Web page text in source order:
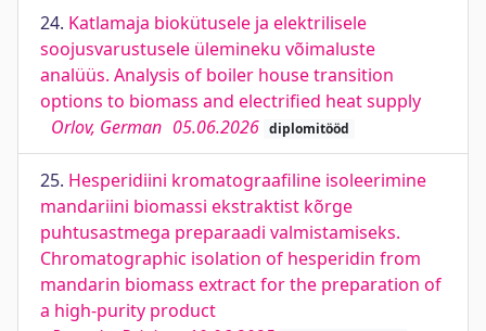
24. Katlamaja biokütusele ja elektrilisele
soojusvarustusele ülemineku võimaluste
analüüs. Analysis of boiler house transition
options to biomass and electrified heat supply
Orlov, German 05.06.2026 diplomitööd
25. Hesperidiini kromatograafiline isoleerimine
mandariini biomassi ekstraktist kõrge
puhtusastmega preparaadi valmistamiseks.
Chromatographic isolation of hesperidin from
mandarin biomass extract for the preparation of
a high-purity product